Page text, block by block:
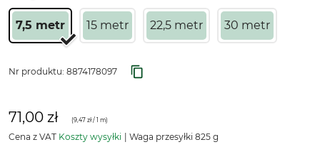
7,5 metr 15 metr 22,5 metr 30 metr
Nr produktu: 8874178097
71,00 zł (9,47 zł / 1 m)
Cena z VAT Koszty wysyłki Waga przesyłki 825 g